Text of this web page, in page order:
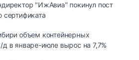
"ИжАвиа" покинул пост
сертификата
объем контейнерных
д в январе-июле вырос на 7,7%